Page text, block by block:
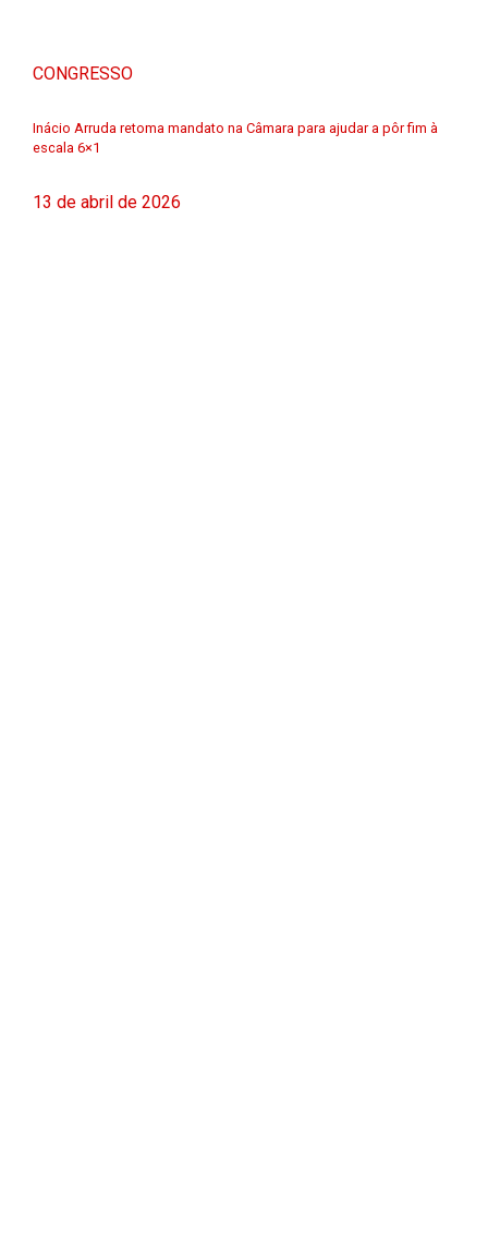
CONGRESSO
Inácio Arruda retoma mandato na Câmara para ajudar a pôr fim à
escala 6×1
13 de abril de 2026